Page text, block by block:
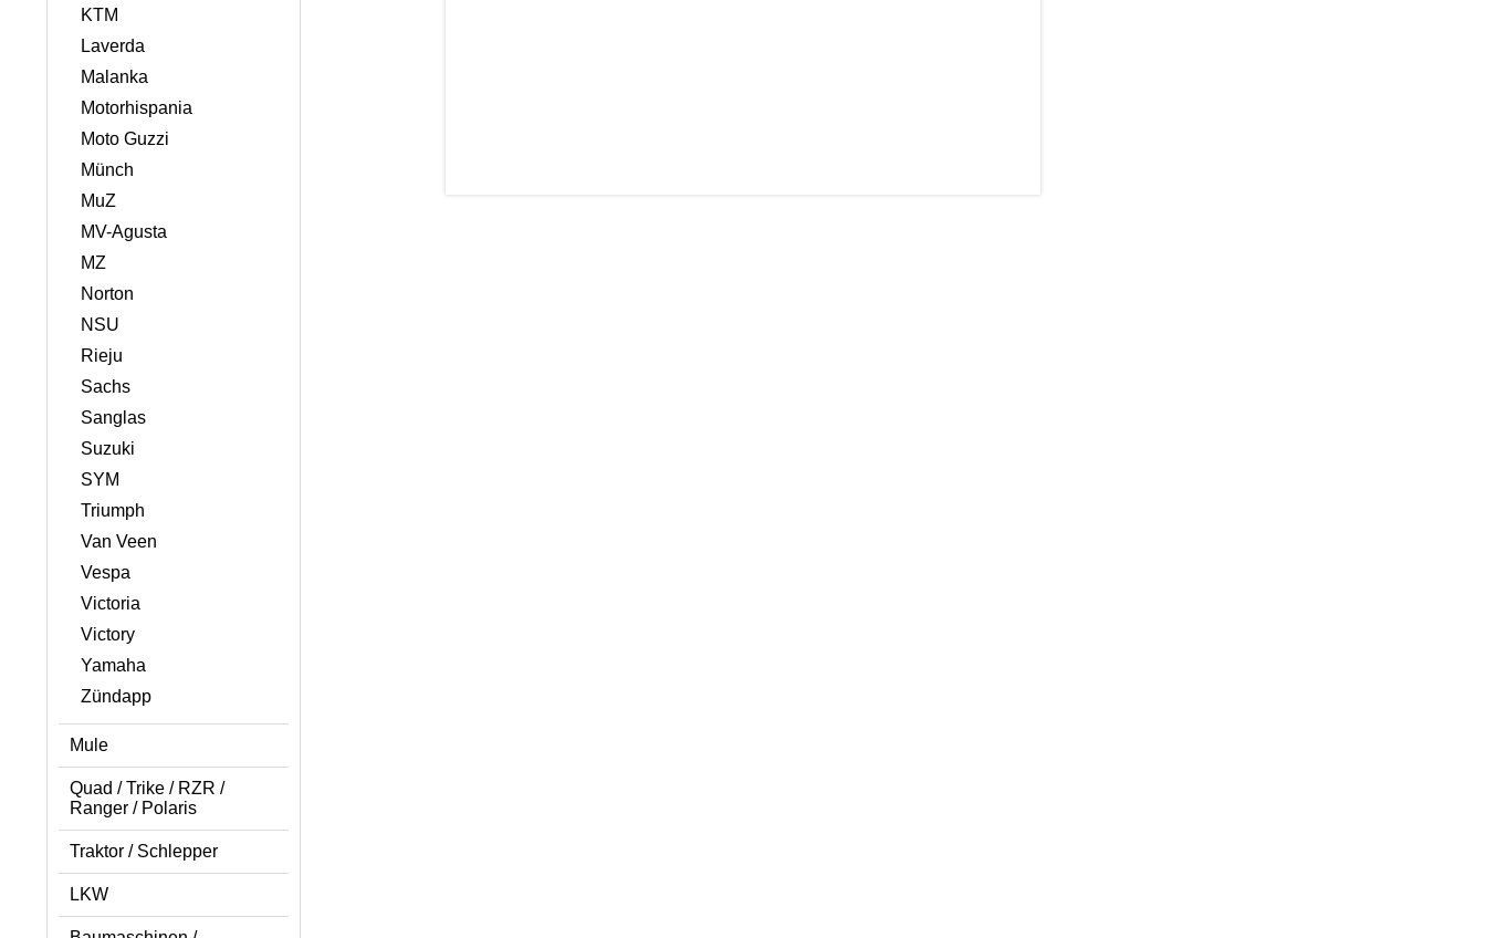
KTM
Laverda
Malanka
Motorhispania
Moto Guzzi
Münch
MuZ
MV-Agusta
MZ
Norton
NSU
Rieju
Sachs
Sanglas
Suzuki
SYM
Triumph
Van Veen
Vespa
Victoria
Victory
Yamaha
Zündapp
Mule
Quad / Trike / RZR /
Ranger / Polaris
Traktor / Schlepper
LKW